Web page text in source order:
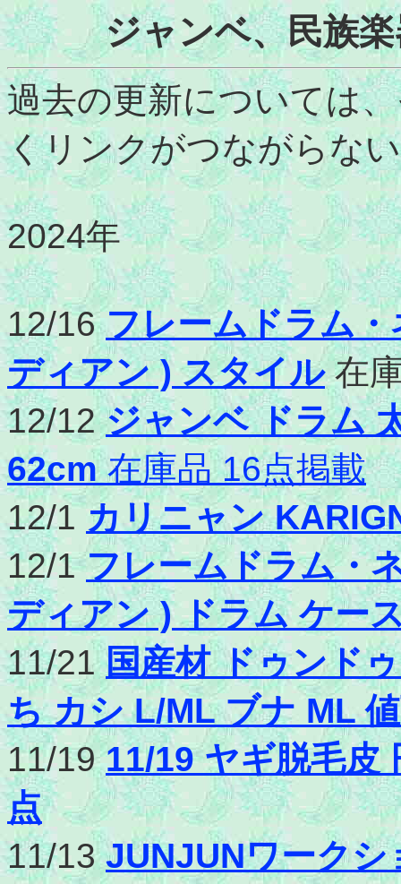
ジャンベ、民族
過去の更新については
くリンクがつながらな
2024年
12/16フレームドラム
ディアン ) スタイル在
12/12ジャンベ ドラム
62cm在庫品 16点掲載
12/1カリニャン
12/1フレームドラム・
ディアン ) ドラム ケー
11/21国産材 ドゥンド
ち カシ L/ML ブナ ML
11/1911/19 ヤギ脱毛皮
点
11/13JUNJUNワークシ